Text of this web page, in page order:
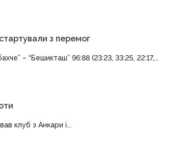
з перемог
– “Бешикташ” 96:88 (23:23, 33:25, 22:17,...
клуб з Анкари і...